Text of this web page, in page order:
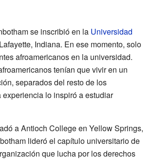
se inscribió en la Universidad
Indiana. En ese momento, solo
afroamericanos en la universidad.
tenían que vivir en un
separados del resto de los
experiencia lo inspiró a estudiar
a Antioch College en Yellow Springs,
lideró el capítulo universitario de
que lucha por los derechos